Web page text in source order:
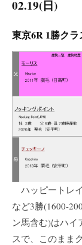
02.19(日)
東京6R 1勝ク
ハッピートレ
など3勝(1600-
ン馬含む)はハイ
スで、このまま